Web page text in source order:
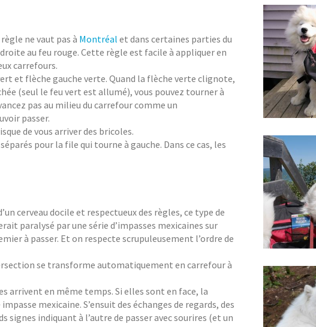
ne vaut pas à Montréal et dans certaines parties du
au feu rouge. Cette règle est facile à appliquer en
carrefours.
et flèche gauche verte. Quand la flèche verte clignote,
(seul le feu vert est allumé), vous pouvez tourner à
pas au milieu du carrefour comme un
passer.
de vous arriver des bricoles.
pour la file qui tourne à gauche. Dans ce cas, les
cerveau docile et respectueux des règles, ce type de
paralysé par une série d’impasses mexicaines sur
à passer. Et on respecte scrupuleusement l’ordre de
se transforme automatiquement en carrefour à
arrivent en même temps. Si elles sont en face, la
mexicaine. S’ensuit des échanges de regards, des
signes indiquant à l’autre de passer avec sourires (et un